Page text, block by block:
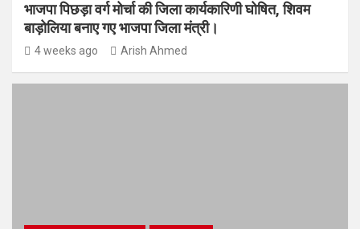
भाजपा पिछड़ा वर्ग मोर्चा की जिला कार्यकारिणी घोषित, शिवम
बाड़ोलिया बनाए गए भाजपा जिला मंत्री।
4 weeks ago Arish Ahmed